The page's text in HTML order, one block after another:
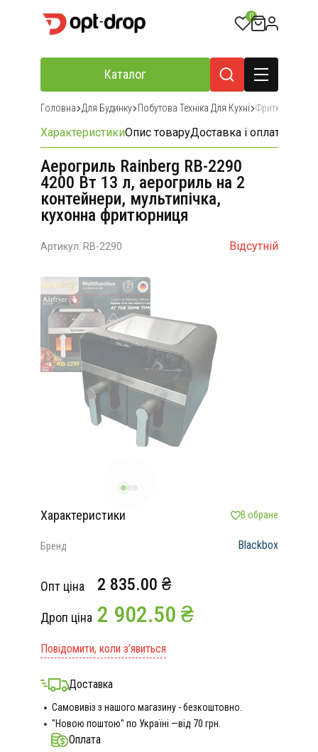
0
Каталог
Головна Для Будинку Побутова Техніка Для Кухні Фритюрниці
ХарактеристикиОпис товаруДоставка і оплата
Аерогриль Rainberg RB-2290
4200 Вт 13 л, аерогриль на 2
контейнери, мультипічка,
кухонна фритюрниця
Артикул: RB-2290 Відсутній
Характеристики В обране
Бренд Blaсkbox
Опт ціна 2 835.00 ₴
Дроп ціна 2 902.50 ₴
Повідомити, коли з’явиться
Доставка
Самовивіз з нашого магазину - безкоштовно.
"Новою поштою" по Україні —від 70 грн.
Оплата